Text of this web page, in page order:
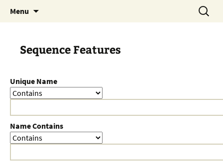
Menu
Search
for:
Sequence Features
Unique Name
Name Contains